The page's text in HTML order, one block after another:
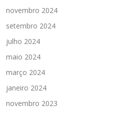
novembro 2024
setembro 2024
julho 2024
maio 2024
março 2024
janeiro 2024
novembro 2023